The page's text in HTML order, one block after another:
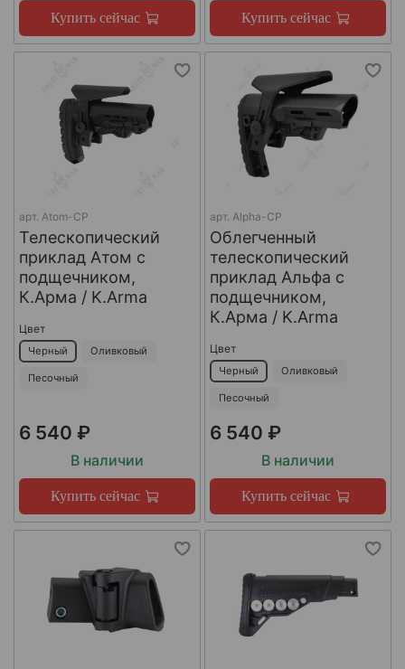
Купить сейчас Купить сейчас
арт. Atom-CP
Телескопический
приклад Атом с
подщечником,
К.Арма / K.Arma
Цвет
Черный Оливковый
Песочный
6 540 ₽
В наличии
Купить сейчас
арт. Alpha-CP
Облегченный
телескопический
приклад Альфа с
подщечником,
К.Арма / K.Arma
Цвет
Черный Оливковый
Песочный
6 540 ₽
В наличии
Купить сейчас